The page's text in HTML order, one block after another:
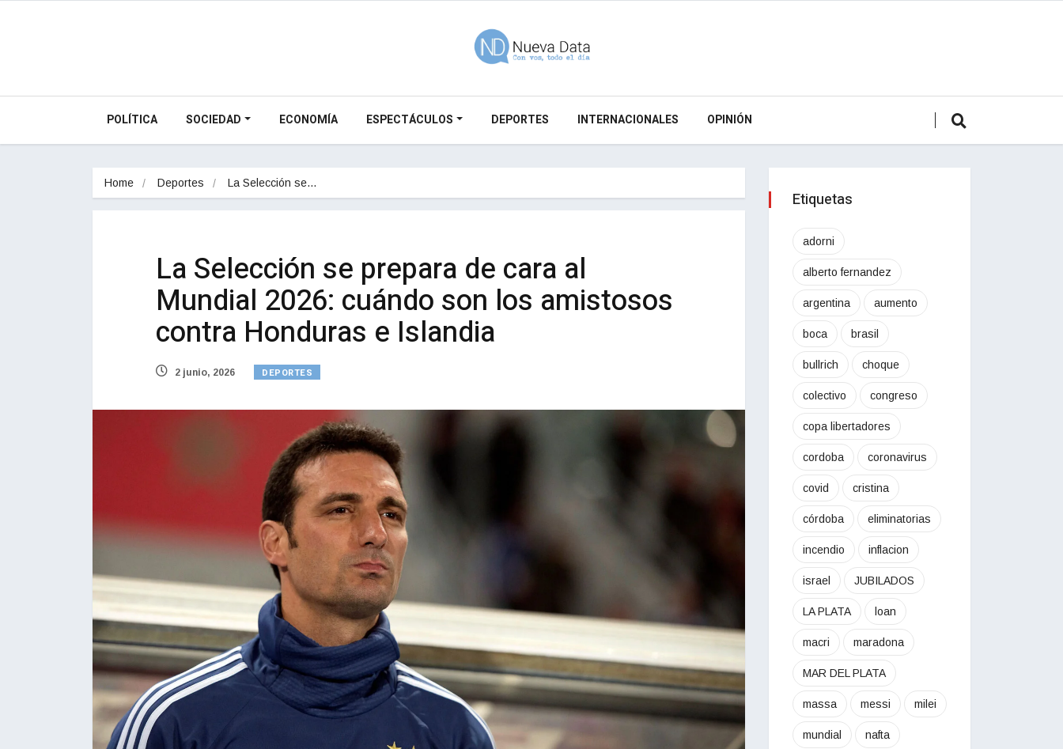
POLÍTICA SOCIEDAD ECONOMÍA ESPECTÁCULOS DEPORTES INTERNACIONALES OPINIÓN
Home Deportes La Selección se…
La Selección se prepara de cara al
Mundial 2026: cuándo son los amistosos
contra Honduras e Islandia
2 junio, 2026 DEPORTES
Etiquetas
adorni
alberto fernandez
argentina aumento
boca brasil
bullrich choque
colectivo congreso
copa libertadores
cordoba coronavirus
covid cristina
córdoba eliminatorias
incendio inflacion
israel JUBILADOS
LA PLATA loan
macri maradona
MAR DEL PLATA
massa messi milei
mundial nafta